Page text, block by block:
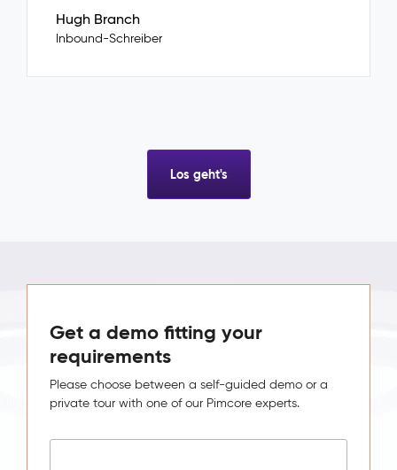
Hugh Branch
Inbound-Schreiber
Los geht's
Get a demo fitting your
requirements
Please choose between a self-guided demo or a
private tour with one of our Pimcore experts.